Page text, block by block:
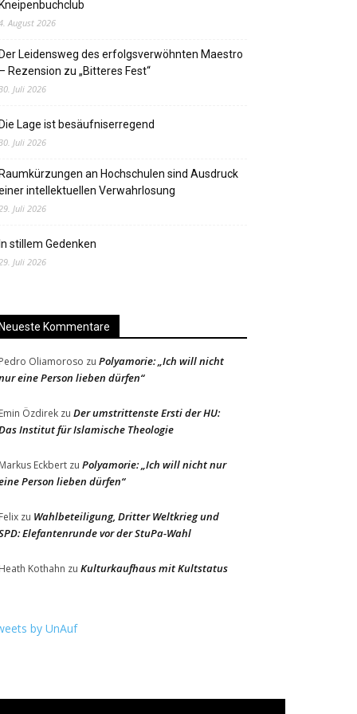
Kneipenbuchclub
August 2026
Der Leidensweg des erfolgsverwöhnten Maestro
– Rezension zu „Bitteres Fest“
Juli 2026
Die Lage ist besäufniserregend
Juli 2026
Raumkürzungen an Hochschulen sind Ausdruck
intellektuellen Verwahrlosung
Juli 2026
In stillem Gedenken
Juli 2026
Neueste Kommentare
Pedro Oliamoroso zu Polyamorie: „Ich will nicht
eine Person lieben dürfen“
Emin Özdirek zu Der umstrittenste Ersti der HU:
Institut für Islamische Theologie
Markus Eckbert zu Polyamorie: „Ich will nicht nur
Person lieben dürfen“
Felix zu Wahlbeteiligung, Dritter Weltkrieg und
Elefantenrunde vor der StuPa-Wahl
Heath Kothahn zu Kulturkaufhaus mit Kultstatus
by UnAuf